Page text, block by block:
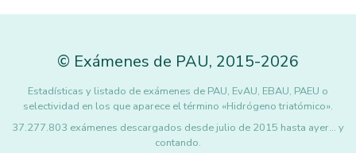
© Exámenes de PAU, 2015-2026
Estadísticas y listado de exámenes de PAU, EvAU, EBAU, PAEU o
selectividad en los que aparece el término «Hidrógeno triatómico».
37.277.803 exámenes descargados desde julio de 2015 hasta ayer... y
contando.